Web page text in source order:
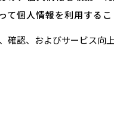
個人情報を利用するこ
確認、およびサービス向